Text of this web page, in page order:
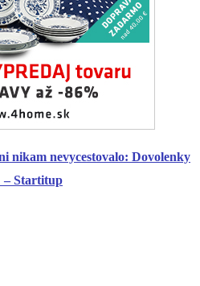
nikam nevycestovalo: Dovolenky
– Startitup